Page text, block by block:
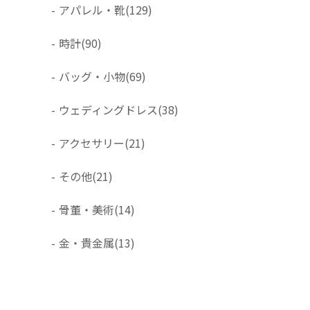
- アパレル・靴(129)
- 時計(90)
- バッグ・小物(69)
- ウェディングドレス(38)
- アクセサリー(21)
- その他(21)
- 骨董・美術(14)
- 金・貴金属(13)